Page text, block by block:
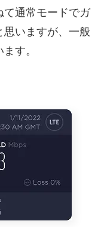
て通常モードでガ
思いますが、一般
す。